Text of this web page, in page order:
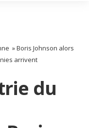
» Boris Johnson alors
arrivent
du